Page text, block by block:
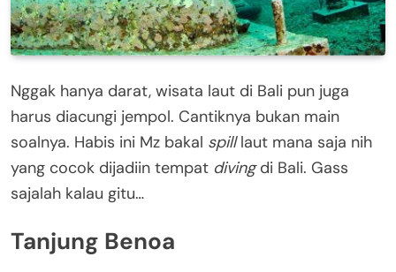
Nggak hanya darat, wisata laut di Bali pun juga
harus diacungi jempol. Cantiknya bukan main
soalnya. Habis ini Mz bakal spilllaut mana saja nih
yang cocok dijadiin tempat divingdi Bali. Gass
sajalah kalau gitu…
Tanjung Benoa